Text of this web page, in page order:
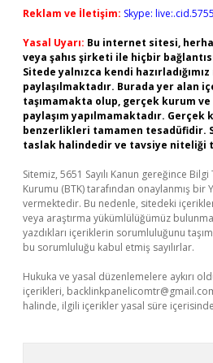
Reklam ve İletişim: Skype:
Yasal Uyarı: Bu internet sitesi,
veya şahıs şirketi ile hiçbir
Sitede yalnızca kendi
paylaşılmaktadır. Burada yer alan
taşımamakta olup, gerçek kurum
paylaşım yapılmamaktadır.
benzerlikleri tamamen tesadüfidir.
taslak halindedir ve tavsiye niteliği
Sitemiz, 5651 Sayılı Kanun gereğince
Kurumu (BTK) tarafından onaylanmış bir
vermektedir. Bu nedenle, sitedeki
veya araştırma yükümlülüğümüz
yazdıkları içeriklerin sorumluluğunu
bu sorumluluğu kabul etmiş sayılırlar.
Hukuka ve yasal düzenlemelere aykırı
içerikleri,
halinde, ilgili içerikler yasal süre